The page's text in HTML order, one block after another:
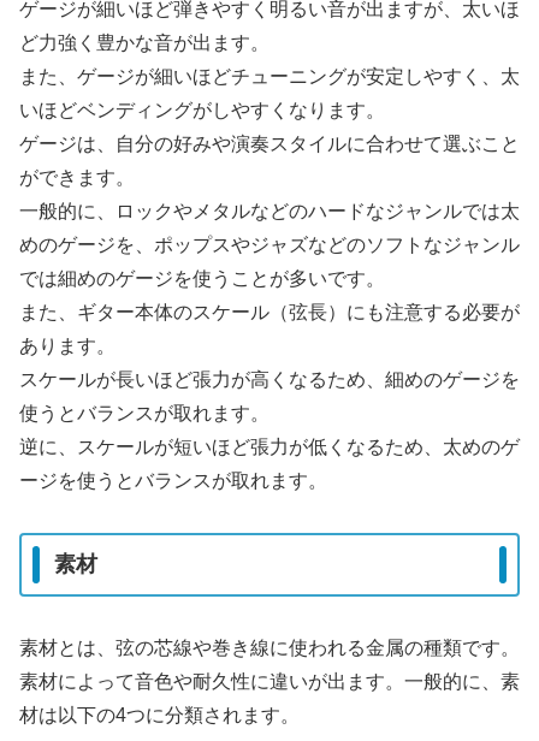
ゲージが細いほど弾きやすく明るい音が出ますが、太いほ
ど力強く豊かな音が出ます。
また、ゲージが細いほどチューニングが安定しやすく、太
いほどベンディングがしやすくなります。
ゲージは、自分の好みや演奏スタイルに合わせて選ぶこと
ができます。
一般的に、ロックやメタルなどのハードなジャンルでは太
めのゲージを、ポップスやジャズなどのソフトなジャンル
では細めのゲージを使うことが多いです。
また、ギター本体のスケール（弦長）にも注意する必要が
あります。
スケールが長いほど張力が高くなるため、細めのゲージを
使うとバランスが取れます。
逆に、スケールが短いほど張力が低くなるため、太めのゲ
ージを使うとバランスが取れます。
素材
素材とは、弦の芯線や巻き線に使われる金属の種類です。
素材によって音色や耐久性に違いが出ます。一般的に、素
材は以下の4つに分類されます。